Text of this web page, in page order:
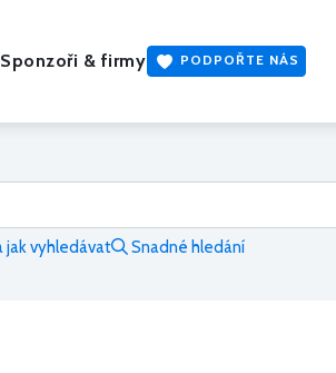
Sponzoři & firmy PODPOŘTE NÁS
jak vyhledávat Snadné hledání